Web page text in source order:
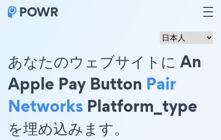
あなたのウェブサイトに An
Apple Pay Button Pair
Networks Platform_type
を埋め込みます。